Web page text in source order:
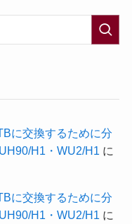
に交換するために分
H1・WU2/H1 に
に交換するために分
H1・WU2/H1 に